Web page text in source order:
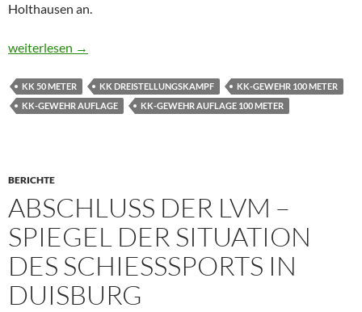
Holthausen an.
Ein Wochenende, 15 Titel
weiterlesen →
KK 50 METER KK DREISTELLUNGSKAMPF
KK-GEWEHR 100 METER
KK-GEWEHR AUFLAGE
KK-GEWEHR AUFLAGE 100 METER
BERICHTE
ABSCHLUSS DER LVM –
SPIEGEL DER SITUATION
DES SCHIESSSPORTS IN D
UISBURG